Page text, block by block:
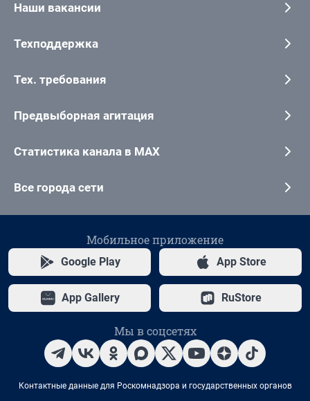
Наши вакансии
Техподдержка
Тех. требования
Предвыборная агитация
Статистика канала в MAX
Все города сети
Мобильное приложение
Google Play App Store
App Gallery RuStore
Мы в соцсетях
Контактные данные для Роскомнадзора и государственных органов